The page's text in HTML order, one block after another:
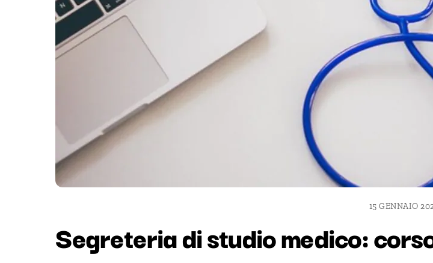
15 GENNAIO
Segreteria di studio medico: